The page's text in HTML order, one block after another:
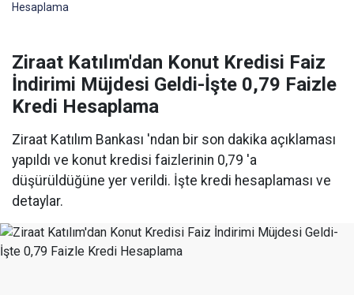
Hesaplama
Ziraat Katılım'dan Konut Kredisi Faiz
İndirimi Müjdesi Geldi-İşte 0,79 Faizle
Kredi Hesaplama
Ziraat Katılım Bankası 'ndan bir son dakika açıklaması
yapıldı ve konut kredisi faizlerinin 0,79 'a
düşürüldüğüne yer verildi. İşte kredi hesaplaması ve
detaylar.